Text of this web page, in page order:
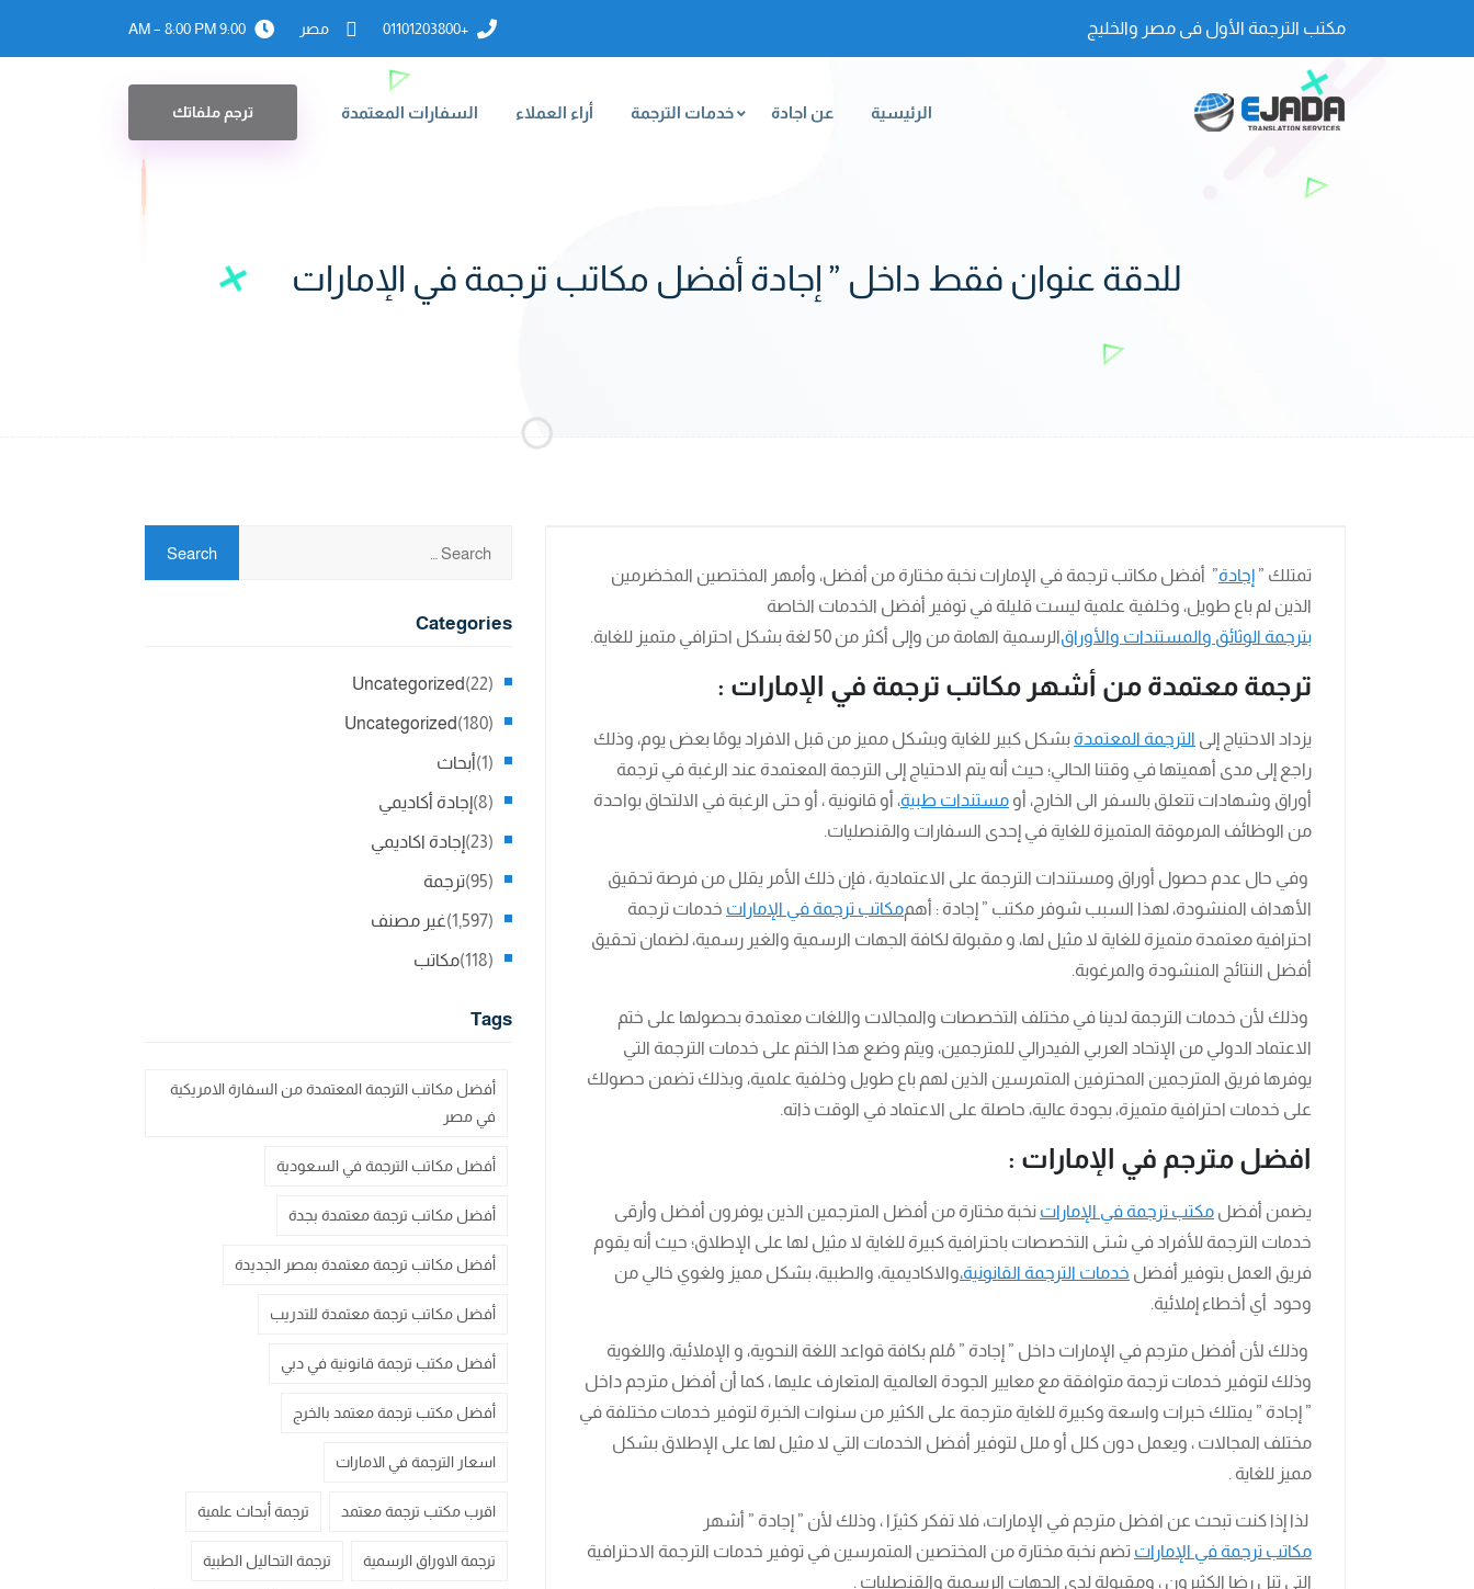
مكتب الترجمة الأول فى مصر والخليج +01101203800 مصر 9:00 AM – 8:00 PM
الرئيسية عن اجادة خدمات الترجمة أراء العملاء السفارات المعتمدة ترجم ملفاتك
للدقة عنوان فقط داخل ” إجادة أفضل مكاتب ترجمة في الإمارات
تمتلك ” إجادة” أفضل مكاتب ترجمة في الإمارات نخبة مختارة من أفضل، وأمهر المختصين المخضرمين
الذين لم باع طويل، وخلفية علمية ليست قليلة في توفير أفضل الخدمات الخاصة
بترجمة الوثائق والمستندات والأوراقالرسمية الهامة من وإلى أكثر من 50 لغة بشكل احترافي متميز للغاية.
ترجمة معتمدة من أشهر مكاتب ترجمة في الإمارات :
يزداد الاحتياج إلى الترجمة المعتمدة بشكل كبير للغاية وبشكل مميز من قبل الافراد يومًا بعض يوم، وذلك
راجع إلى مدى أهميتها في وقتنا الحالي؛ حيث أنه يتم الاحتياج إلى الترجمة المعتمدة عند الرغبة في ترجمة
أوراق وشهادات تتعلق بالسفر الى الخارج، أو مستندات طبية، أو قانونية ، أو حتى الرغبة في الالتحاق بواحدة
من الوظائف المرموقة المتميزة للغاية في إحدى السفارات والقنصليات.
وفي حال عدم حصول أوراق ومستندات الترجمة على الاعتمادية ، فإن ذلك الأمر يقلل من فرصة تحقيق
الأهداف المنشودة، لهذا السبب شوفر مكتب ” إجادة : أهممكاتب ترجمة في الإمارات خدمات ترجمة
احترافية معتمدة متميزة للغاية لا مثيل لها، و مقبولة لكافة الجهات الرسمية والغير رسمية، لضمان تحقيق
أفضل النتائج المنشودة والمرغوبة.
وذلك لأن خدمات الترجمة لدينا في مختلف التخصصات والمجالات واللغات معتمدة بحصولها على ختم
الاعتماد الدولي من الإتحاد العربي الفيدرالي للمترجمين، ويتم وضع هذا الختم على خدمات الترجمة التي
يوفرها فريق المترجمين المحترفين المتمرسين الذين لهم باع طويل وخلفية علمية، وبذلك تضمن حصولك
على خدمات احترافية متميزة، بجودة عالية، حاصلة على الاعتماد في الوقت ذاته.
افضل مترجم في الإمارات :
يضمن أفضل مكتب ترجمة في الإمارات نخبة مختارة من أفضل المترجمين الذين يوفرون أفضل وأرقى
خدمات الترجمة للأفراد في شتى التخصصات باحترافية كبيرة للغاية لا مثيل لها على الإطلاق؛ حيث أنه يقوم
فريق العمل بتوفير أفضل خدمات الترجمة القانونية،والاكاديمية، والطبية، بشكل مميز ولغوي خالي من
وحود أي أخطاء إملائية.
وذلك لأن أفضل مترجم في الإمارات داخل ” إجادة ” مُلم بكافة قواعد اللغة النحوية، و الإملائية، واللغوية
وذلك لتوفير خدمات ترجمة متوافقة مع معايير الجودة العالمية المتعارف عليها ، كما أن أفضل مترجم داخل
” إجادة ” يمتلك خبرات واسعة وكبيرة للغاية مترجمة على الكثير من سنوات الخبرة لتوفير خدمات مختلفة في
مختلف المجالات ، ويعمل دون كلل أو ملل لتوفير أفضل الخدمات التي لا مثيل لها على الإطلاق بشكل
مميز للغاية .
لذا إذا كنت تبحث عن افضل مترجم في الإمارات، فلا تفكر كثيرًا ، وذلك لأن ” إجادة ” أشهر
مكاتب ترجمة في الإمارات تضم نخبة مختارة من المختصين المتمرسين في توفير خدمات الترجمة الاحترافية
التي تنل رضا الكثيرون ، ومقبولة لدى الجهات الرسمية والقنصليات .
Categories
Uncategorized (22)
Uncategorized (180)
أبحاث (1)
إجادة أكاديمي (8)
إجادة اكاديمي (23)
ترجمة (95)
غير مصنف (1,597)
مكاتب (118)
Tags
أفضل مكاتب الترجمة المعتمدة من السفارة الامريكية
في مصر
أفضل مكاتب الترجمة في السعودية
أفضل مكاتب ترجمة معتمدة بجدة
أفضل مكاتب ترجمة معتمدة بمصر الجديدة
أفضل مكاتب ترجمة معتمدة للتدريب
أفضل مكتب ترجمة قانونية في دبي
أفضل مكتب ترجمة معتمد بالخرج
اسعار الترجمة في الامارات
اقرب مكتب ترجمة معتمد ترجمة أبحاث علمية
ترجمة الاوراق الرسمية ترجمة التحاليل الطبية